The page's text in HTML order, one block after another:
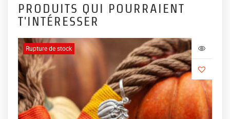
PRODUITS QUI POURRAIENT
T'INTÉRESSER
Rupture de stock